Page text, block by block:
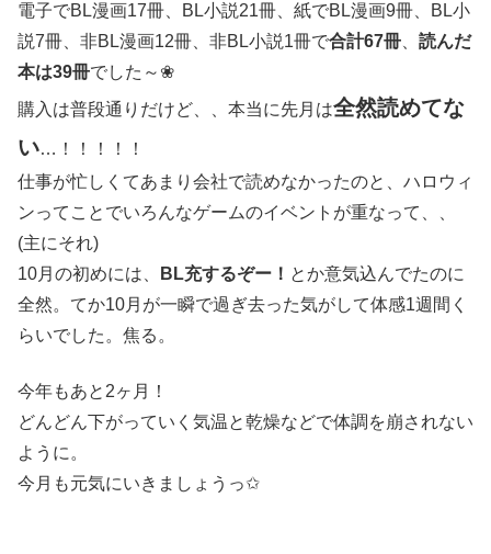
電子でBL漫画17冊、BL小説21冊、紙でBL漫画9冊、BL小
説7冊、非BL漫画12冊、非BL小説1冊で合計67冊、 読んだ
本は39冊でした～❀
購入は普段通りだけど、、本当に先月は全然読めてな
い…！！！！！
仕事が忙しくてあまり会社で読めなかったのと、ハロウィ
ンってことでいろんなゲームのイベントが重なって、、
(主にそれ)
10月の初めには、
BL充するぞー！ とか意気込んでたのに
全然。てか10月が一瞬で過ぎ去った気がして体感1週間く
らいでした。焦る。
今年もあと2ヶ月！
どんどん下がっていく気温と乾燥などで体調を崩されない
ように。
今月も元気にいきましょうっ✩